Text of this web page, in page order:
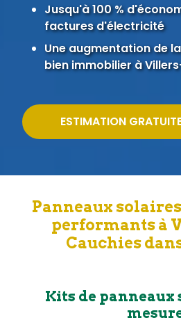
Jusqu'à 100 %
factures d'électricité
Une augmentation de
bien immobilier à
ESTIMATION
Panneaux
performants à
Cauchies
Kits de panneaux